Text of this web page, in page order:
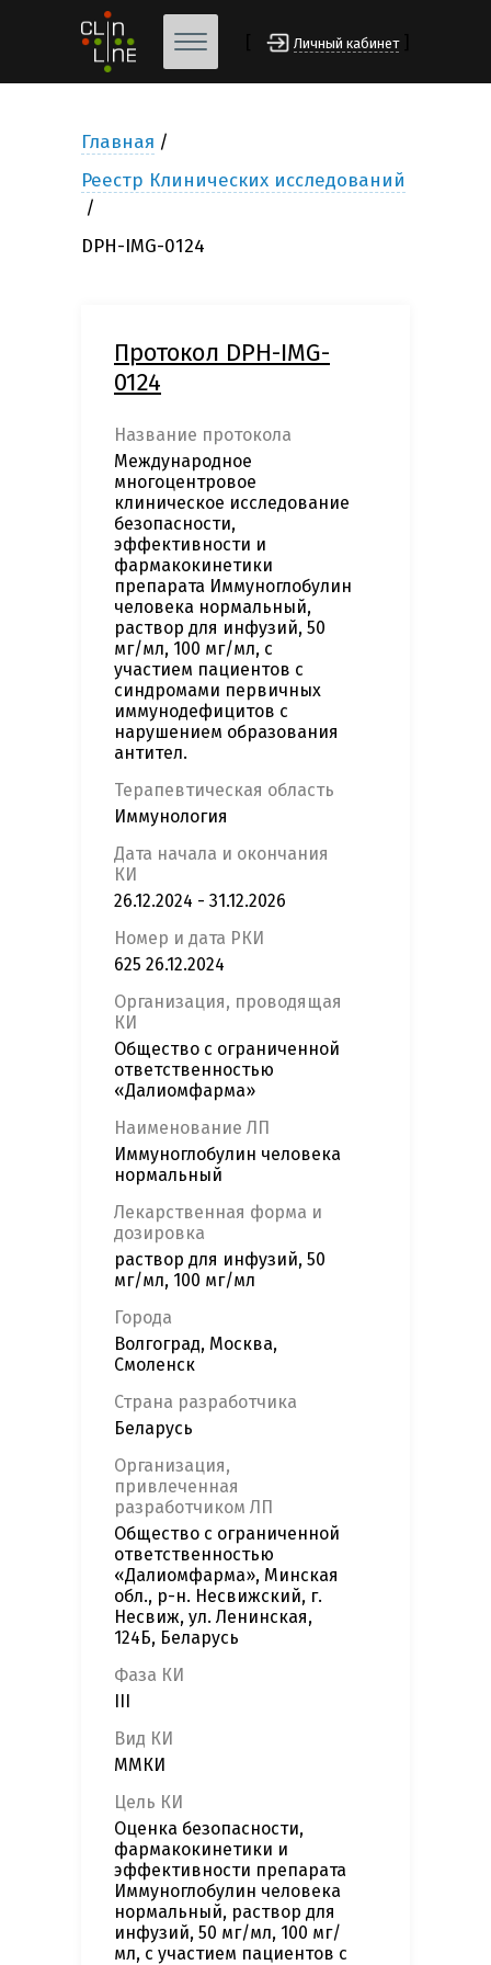
Личный кабинет
Главная
Реестр Клинических исследований
DPH-IMG-0124
Протокол DPH-IMG-
0124
Название протокола
Международное
многоцентровое
клиническое исследование
безопасности,
эффективности и
фармакокинетики
препарата Иммуноглобулин
человека нормальный,
раствор для инфузий, 50
мг/мл, 100 мг/мл, с
участием пациентов с
синдромами первичных
иммунодефицитов с
нарушением образования
антител.
Терапевтическая область
Иммунология
Дата начала и окончания
КИ
26.12.2024 - 31.12.2026
Номер и дата РКИ
625 26.12.2024
Организация, проводящая
КИ
Общество с ограниченной
ответственностью
«Далиомфарма»
Наименование ЛП
Иммуноглобулин человека
нормальный
Лекарственная форма и
дозировка
раствор для инфузий, 50
мг/мл, 100 мг/мл
Города
Волгоград, Москва,
Смоленск
Страна разработчика
Беларусь
Организация,
привлеченная
разработчиком ЛП
Общество с ограниченной
ответственностью
«Далиомфарма», Минская
обл., р-н. Несвижский, г.
Несвиж, ул. Ленинская,
124Б, Беларусь
Фаза КИ
Вид КИ
ММКИ
Цель КИ
Оценка безопасности,
фармакокинетики и
эффективности препарата
Иммуноглобулин человека
нормальный, раствор для
инфузий, 50 мг/мл, 100 мг/
мл, с участием пациентов с